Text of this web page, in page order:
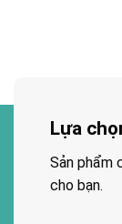
Lựa
Sản phẩm
cho bạn.